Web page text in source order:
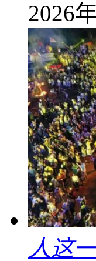
2026
人这